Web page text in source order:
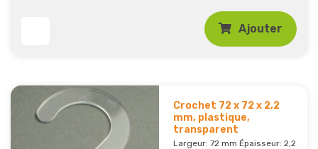
Ajouter
Crochet 72 x 72 x 2,2
mm, plastique,
transparent
Largeur: 72 mm Épaisseur: 2,2